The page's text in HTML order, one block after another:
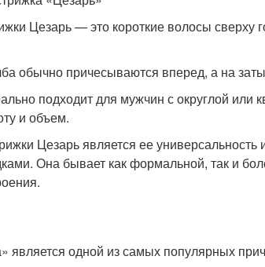
Цезарь — это короткие волосы сверху
обычно причесываются вперед, а на
подходит для мужчин с округлой или
и объем.
Цезарь является ее
Она бывает как формальной, так и
является одной из самых популярных